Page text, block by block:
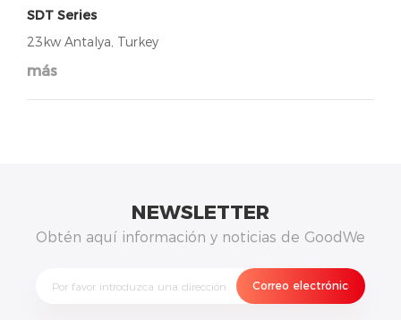
SDT Series
23kw Antalya, Turkey
más
NEWSLETTER
Obtén aquí información y noticias de GoodWe